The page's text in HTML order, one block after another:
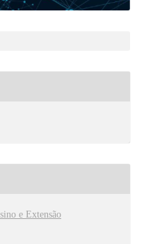
e Extensão